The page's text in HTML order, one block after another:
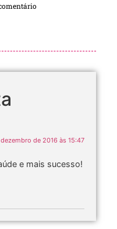
de 2016 às 15:47
e mais sucesso!